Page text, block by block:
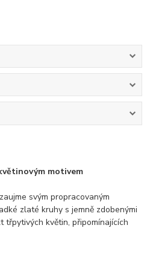
motivem
svým propracovaným
zlaté kruhy s jemně zdobenými
třpytivých květin, připomínajících